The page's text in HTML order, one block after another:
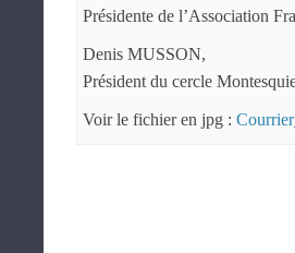
Présidente de l’Association
Denis MUSSON,
Président du cercle
Voir le fichier en jpg :